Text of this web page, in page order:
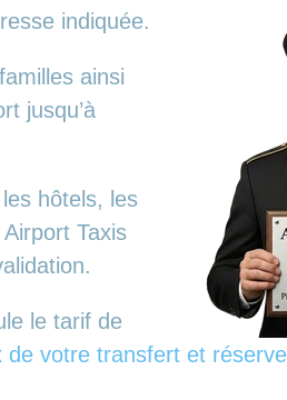
indiquée.
ainsi
jusqu’à
hôtels, les
Taxis
le tarif de
de votre transfert et